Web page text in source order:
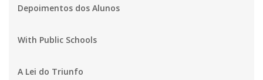
Depoimentos dos Alunos
With Public Schools
A Lei do Triunfo